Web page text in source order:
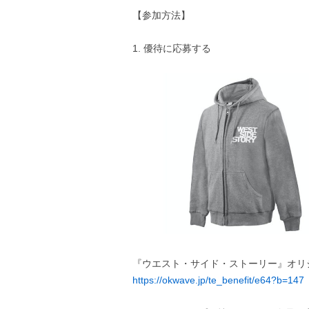
【参加方法】
1. 優待に応募する
『ウエスト・サイド・ストーリー』オ
https://okwave.jp/te_benefit/e64?b=147